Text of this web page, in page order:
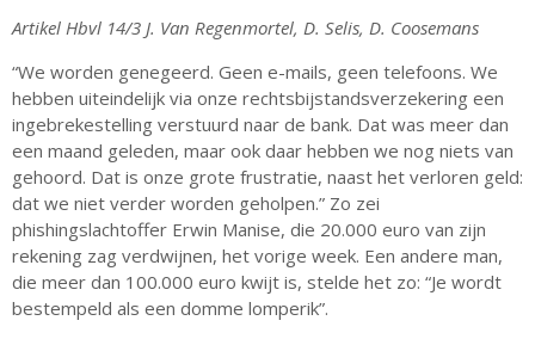
Artikel Hbvl 14/3 J. Van Regenmortel, D. Selis, D. Coosemans
“We worden genegeerd. Geen e-mails, geen telefoons. We
hebben uiteindelijk via onze rechtsbijstandsverzekering een
ingebrekestelling verstuurd naar de bank. Dat was meer dan
een maand geleden, maar ook daar hebben we nog niets van
gehoord. Dat is onze grote frustratie, naast het verloren geld:
dat we niet verder worden geholpen.” Zo zei
phishingslachtoffer Erwin Manise, die 20.000 euro van zijn
rekening zag verdwijnen, het vorige week. Een andere man,
die meer dan 100.000 euro kwijt is, stelde het zo: “Je wordt
bestempeld als een domme lomperik”.